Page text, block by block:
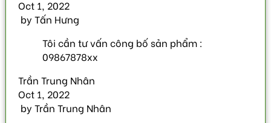
Oct 1, 2022
by Tấn Hưng
Tôi cần tư vấn công bố sản phẩm :
09867878xx
Trần Trung Nhân
Oct 1, 2022
by Trần Trung Nhân